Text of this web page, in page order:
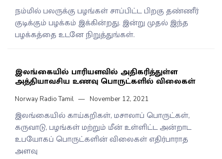
நம்மில் பலருக்கு பழங்கள் சாப்பிட்ட பிறகு தண்ணீர்
குடிக்கும் பழக்கம் இக்கின்றது. இன்று முதல் இந்த
பழக்கத்தை உடனே நிறுத்துங்கள்.
இலங்கையில் பாரியளவில் அதிகரித்துள்ள
அத்தியாவசிய உணவு பொருட்களில் விலைகள்
Norway Radio Tamil November 12, 2021
இலங்கையில் காய்கறிகள், மசாலாப் பொருட்கள்,
கருவாடு, பழங்கள் மற்றும் மீன் உள்ளிட்ட அன்றாட
உபயோகப் பொருட்களின் விலைகள் எதிர்பாராத
அளவு